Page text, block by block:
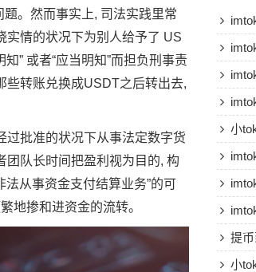
。然而事实上, 司法实践里常
实情的状况下为别人给予了 US
” 或者“应当明知”而担负刑事责
些转账兑换成USDT之后转出去,
过批准的状况下从事法定数字货
团队长时间把盈利视为目的, 构
法从事资金支付结算业务”的可
地掺和进资金的流转。
吗
小
提
小